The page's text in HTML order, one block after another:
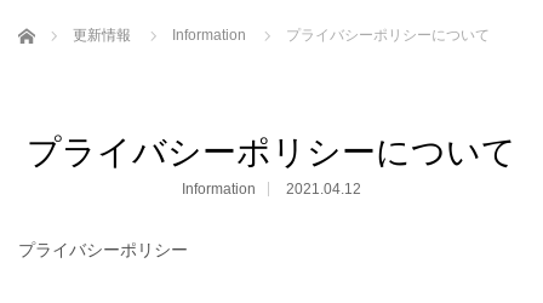
ホーム 更新情報 Information プライバシーポリシーについて
プライバシーポリシーについて
Information 2021.04.12
プライバシーポリシー